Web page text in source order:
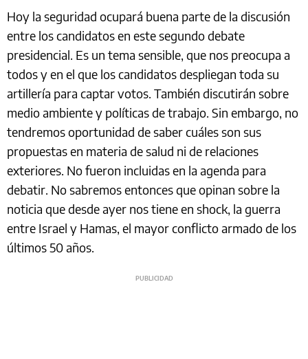
Hoy la seguridad ocupará buena parte de la discusión
entre los candidatos en este segundo debate
presidencial. Es un tema sensible, que nos preocupa a
todos y en el que los candidatos despliegan toda su
artillería para captar votos. También discutirán sobre
medio ambiente y políticas de trabajo. Sin embargo, no
tendremos oportunidad de saber cuáles son sus
propuestas en materia de salud ni de relaciones
exteriores. No fueron incluidas en la agenda para
debatir. No sabremos entonces que opinan sobre la
noticia que desde ayer nos tiene en shock, la guerra
entre Israel y Hamas, el mayor conflicto armado de los
últimos 50 años.